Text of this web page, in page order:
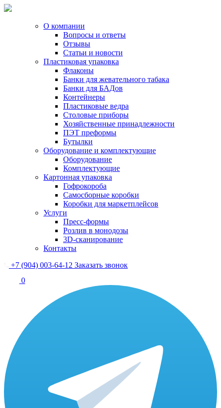
О компании
Вопросы и ответы
Отзывы
Статьи и новости
Пластиковая упаковка
Флаконы
Банки для жевательного табака
Банки для БАДов
Контейнеры
Пластиковые ведра
Столовые приборы
Хозяйственные принадлежности
ПЭТ преформы
Бутылки
Оборудование и комплектующие
Оборудование
Комплектующие
Картонная упаковка
Гофрокороба
Самосборные коробки
Коробки для маркетплейсов
Услуги
Пресс-формы
Розлив в монодозы
3D-сканирование
Контакты
+7 (904) 003-64-12 Заказать звонок
0